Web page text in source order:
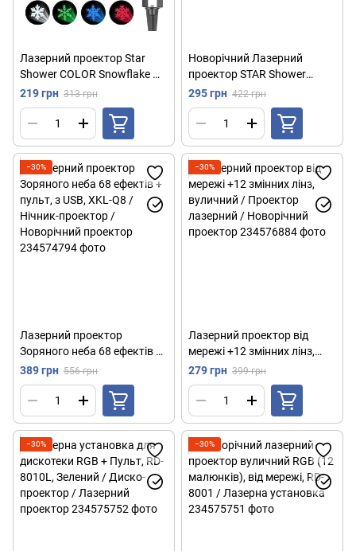
Лазерний проектор Star
Shower COLOR Snowflake №
WP2 Різнокольорові
сніжинки / Вуличний
проектор сніжинки
219 грн 313 грн
Новорічний Лазерний
проектор STAR Shower
SLIDE № 87 / Вуличний
проектор
295 грн 422 грн
−30%
Лазерний проектор
Зоряного неба 68 ефектів +
пульт, з USB, XKL-Q8 /
Нічник-проектор /
Новорічний проектор
389 грн 556 грн
−30%
Лазерний проектор від
мережі +12 змінних лінз,
вуличний / Проектор
лазерний / Новорічний
проектор
279 грн 399 грн
−30% −30%